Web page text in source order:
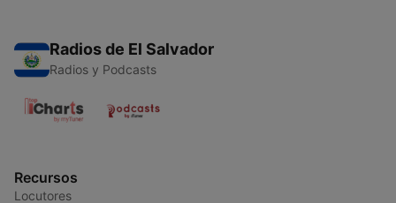
Radios de El Salvador
Radios y Podcasts
Recursos
Locutores